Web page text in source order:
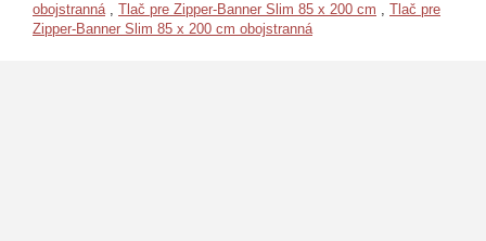
obojstranná , Tlač pre Zipper-Banner Slim 85 x 200 cm , Tlač pre
Zipper-Banner Slim 85 x 200 cm obojstranná